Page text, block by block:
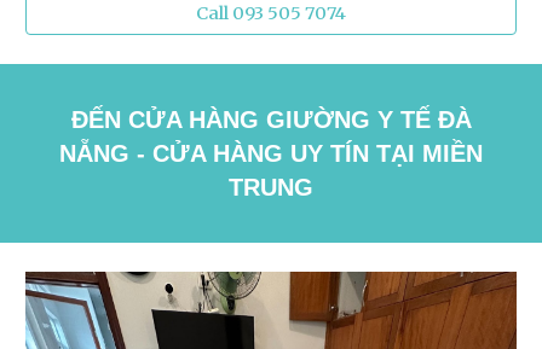
Call 093 505 7074
ĐẾN CỬA HÀNG GIƯỜNG Y TẾ ĐÀ
NẴNG - CỬA HÀNG UY TÍN TẠI MIỀN
TRUNG